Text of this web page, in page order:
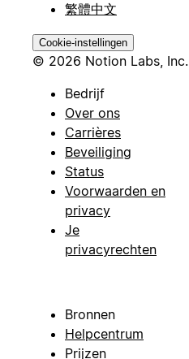
繁體中文
Cookie-instellingen
© 2026 Notion Labs, Inc.
Bedrijf
Over ons
Carrières
Beveiliging
Status
Voorwaarden en
privacy
Je
privacyrechten
Bronnen
Helpcentrum
Prijzen